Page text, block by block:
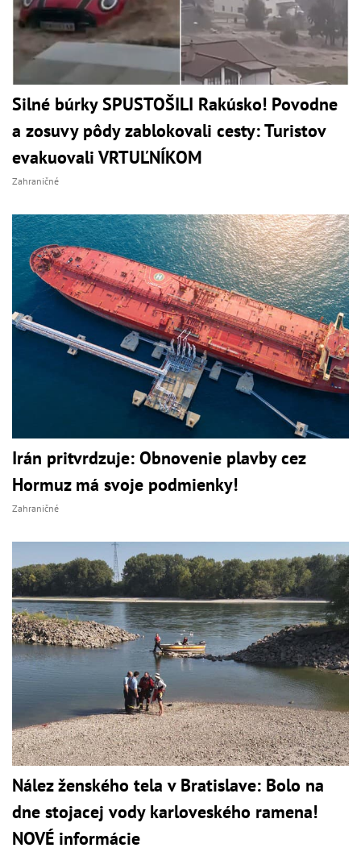
Silné búrky SPUSTOŠILI Rakúsko! Povodne
a zosuvy pôdy zablokovali cesty: Turistov
evakuovali VRTUĽNÍKOM
Zahraničné
Irán pritvrdzuje: Obnovenie plavby cez
Hormuz má svoje podmienky!
Zahraničné
Nález ženského tela v Bratislave: Bolo na
dne stojacej vody karloveského ramena!
NOVÉ informácie